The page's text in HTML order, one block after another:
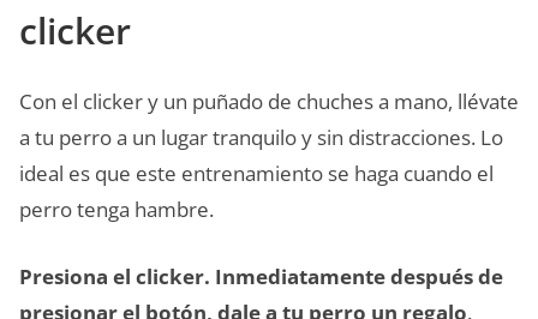
clicker
Con el clicker y un puñado de chuches a mano, llévate
a tu perro a un lugar tranquilo y sin distracciones. Lo
ideal es que este entrenamiento se haga cuando el
perro tenga hambre.
Presiona el clicker. Inmediatamente después de
presionar el botón, dale a tu perro un regalo.